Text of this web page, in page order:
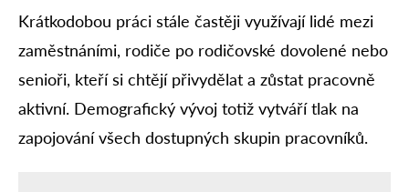
Krátkodobou práci stále častěji využívají lidé mezi
zaměstnáními, rodiče po rodičovské dovolené nebo
senioři, kteří si chtějí přivydělat a zůstat pracovně
aktivní. Demografický vývoj totiž vytváří tlak na
zapojování všech dostupných skupin pracovníků.